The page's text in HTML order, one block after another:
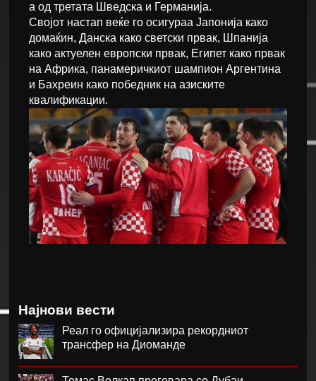
а од третата Шведска и Германија.
Својот настап веќе го осигураа Јапонија како
домаќин, Данска како светски првак, Шпанија
како актуелен европски првак, Египет како првак
на Африка, панамеричкиот шампион Аргентина
и Бахреин како победник на азиските
квалификации.
Најнови вести
Реал го официјализира рекордниот
трансфер на Диоманде